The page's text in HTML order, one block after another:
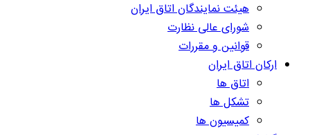
هیئت نمایندگان اتاق ایران
شورای عالی نظارت
قوانین و مقررات
ارکان اتاق ایران
اتاق ها
تشکل ها
کمیسیون ها